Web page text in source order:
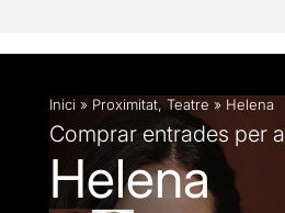
Inici » Proximitat, Teatre » Helena
Comprar entrades per a
Helena